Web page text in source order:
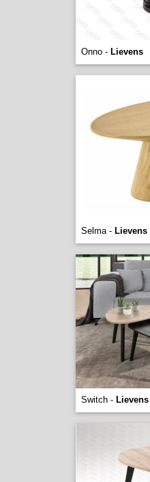
Onno - Lievens
Selma - Lievens
Switch - Lievens